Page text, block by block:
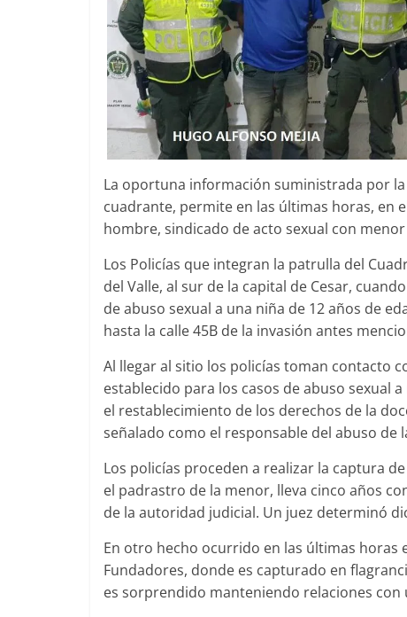
La oportuna información suministrada por
cuadrante, permite en las últimas horas, en
hombre, sindicado de acto sexual con menor
Los Policías que integran la patrulla del
del Valle, al sur de la capital de Cesar,
de abuso sexual a una niña de 12 años de
hasta la calle 45B de la invasión antes
Al llegar al sitio los policías toman contacto
establecido para los casos de abuso sexual
el restablecimiento de los derechos de la
señalado como el responsable del abuso de
Los policías proceden a realizar la captura
el padrastro de la menor, lleva cinco años
de la autoridad judicial. Un juez determinó
En otro hecho ocurrido en las últimas horas
Fundadores, donde es capturado en
es sorprendido manteniendo relaciones con